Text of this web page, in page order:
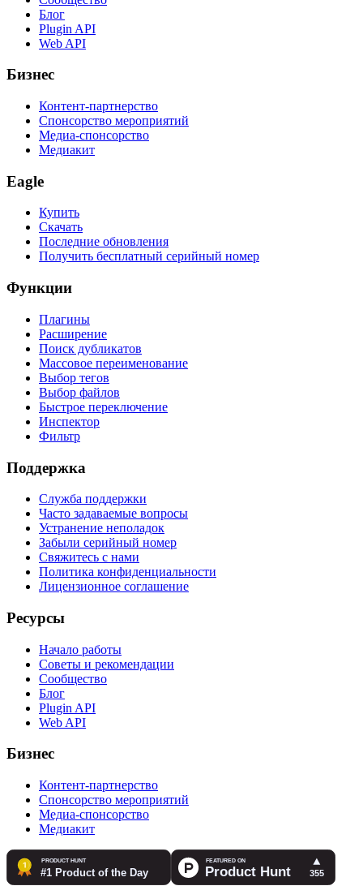
Блог
Plugin API
Web API
Бизнес
Контент-партнерство
Спонсорство мероприятий
Медиа-спонсорство
Медиакит
Eagle
Купить
Скачать
Последние обновления
Получить бесплатный серийный номер
Функции
Плагины
Расширение
Поиск дубликатов
Массовое переименование
Выбор тегов
Выбор файлов
Быстрое переключение
Инспектор
Фильтр
Поддержка
Служба поддержки
Часто задаваемые вопросы
Устранение неполадок
Забыли серийный номер
Свяжитесь с нами
Политика конфиденциальности
Лицензионное соглашение
Ресурсы
Начало работы
Советы и рекомендации
Сообщество
Блог
Plugin API
Web API
Бизнес
Контент-партнерство
Спонсорство мероприятий
Медиа-спонсорство
Медиакит